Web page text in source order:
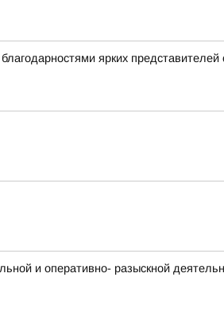
ярких представителей
и оперативно- разыскной